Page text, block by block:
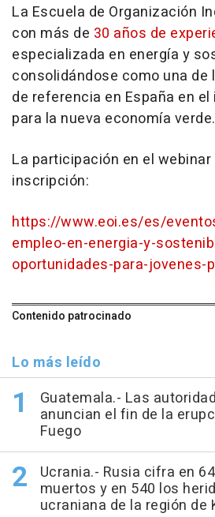
La Escuela de Organización
con más de 30 años de
especializada en energía y
consolidándose como una
de referencia en España en
para la nueva economía verde.
La participación en el
inscripción:
https://www.eoi.es/es/
empleo-en-energia-y-
oportunidades-para-jovenes-
Contenido patrocinado
Lo más leído
Guatemala.- Las
anuncian el fin de la
Fuego
Ucrania.- Rusia cifra en
muertos y en 540 los
ucraniana de la región de